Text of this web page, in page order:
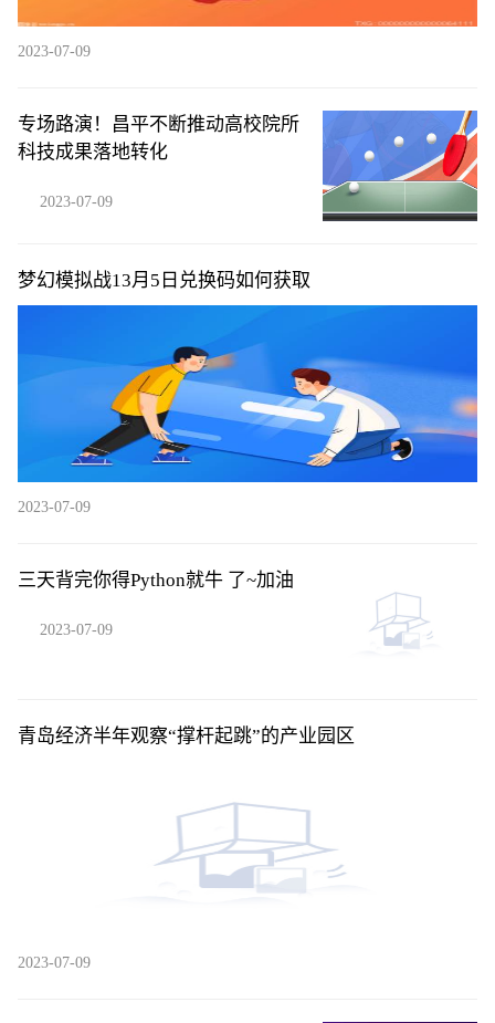
2023-07-09
专场路演！昌平不断推动高校院所
科技成果落地转化
2023-07-09
梦幻模拟战13月5日兑换码如何获取
2023-07-09
三天背完你得Python就牛 了~加油
2023-07-09
青岛经济半年观察“撑杆起跳”的产业园区
2023-07-09